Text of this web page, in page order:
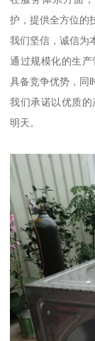
护，提供全方位的
我们坚信，诚信为
通过规模化的生
具备竞争优势，同
我们承诺以优质
明天。